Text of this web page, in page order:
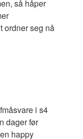
så håper
ordner seg nå
i s4
dager før
happy